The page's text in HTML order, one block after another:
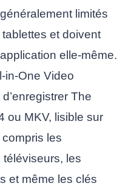
limités
et doivent
elle-même.
in-One Video
The
ou MKV, lisible sur
compris les
les
et même les clés